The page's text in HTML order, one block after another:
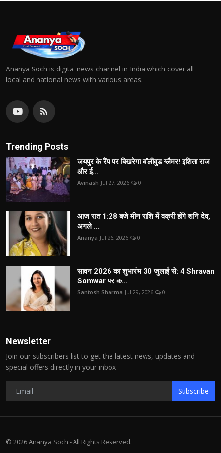
Ananya Soch is digital news channel in India which cover all
local and national news with various areas.
Trending Posts
जयपुर के रैंप पर बिखरेगा बॉलीवुड ग्लैमर! इशिता राज
और ई...
Avinash Jul 27, 2026 0
आज रात 1:28 बजे मीन राशि में वक्री होंगे शनि देव,
अगले ...
Ananya Jul 26, 2026 0
सावन 2026 का शुभारंभ 30 जुलाई से: 4 Shravan
Somwar पर क...
Santosh Sharma Jul 29, 2026 0
Newsletter
Join our subscribers list to get the latest news, updates and
special offers directly in your inbox
Subscribe
© 2026 Ananya Soch - All Rights Reserved.